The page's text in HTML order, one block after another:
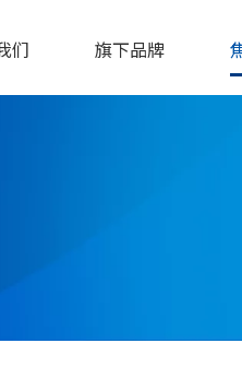
们 旗下品牌